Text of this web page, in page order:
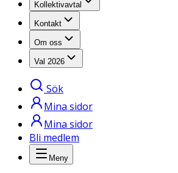
Kollektivavtal
Kontakt
Om oss
Val 2026
Sök
Mina sidor
Mina sidor
Bli medlem
Meny